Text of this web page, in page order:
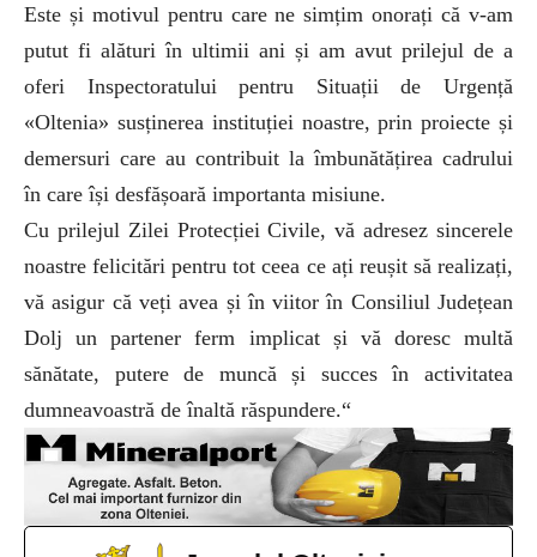
Este și motivul pentru care ne simțim onorați că v-am
putut fi alături în ultimii ani și am avut prilejul de a
oferi Inspectoratului pentru Situații de Urgență
«Oltenia» susținerea instituției noastre, prin proiecte și
demersuri care au contribuit la îmbunătățirea cadrului
în care își desfășoară importanta misiune.
Cu prilejul Zilei Protecției Civile, vă adresez sincerele
noastre felicitări pentru tot ceea ce ați reușit să realizați,
vă asigur că veți avea și în viitor în Consiliul Județean
Dolj un partener ferm implicat și vă doresc multă
sănătate, putere de muncă și succes în activitatea
dumneavoastră de înaltă răspundere.“